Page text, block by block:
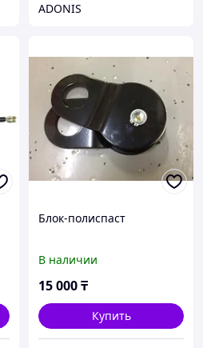
ADONIS
Блок-полиспаст
В наличии
15 000₸
Купить